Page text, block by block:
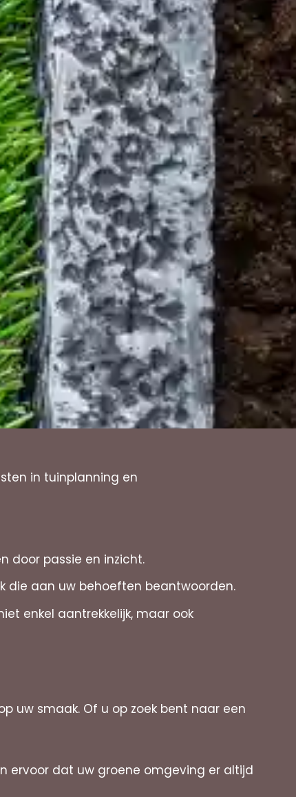
in tuinplanning en
door passie en inzicht.
die aan uw behoeften beantwoorden.
enkel aantrekkelijk, maar ook
uw smaak. Of u op zoek bent naar een
ervoor dat uw groene omgeving er altijd